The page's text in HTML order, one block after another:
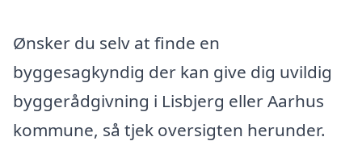
Ønsker du selv at finde en
byggesagkyndig der kan give dig uvildig
byggerådgivning i Lisbjerg eller Aarhus
kommune, så tjek oversigten herunder.